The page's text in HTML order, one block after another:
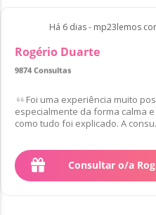
Há 6 dias - mp23lemos
Rogério Duarte
9874 Consultas
Foi uma experiência muito
especialmente da forma calma
como tudo foi explicado. A
Consultar o/a